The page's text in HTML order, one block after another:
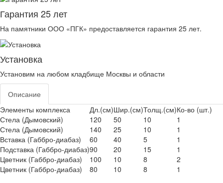
Гарантия 25 лет
На памятники ООО «ПГК» предоставляется гарантия 25 лет.
Установка
Установим на любом кладбище Москвы и области
Описание
Элементы комплекса
Дл.(см)Шир.(см)Толщ.(см)Ко-во (шт.)
Стела (Дымовский)
120 50 10
1
Стела (Дымовский)
140 25 10
1
Вставка (Габбро-диабаз)
60 40 5
1
Подставка (Габбро-диабаз)90 20 15
1
Цветник (Габбро-диабаз)
100 10 8
2
Цветник (Габбро-диабаз)
80 10 8
1